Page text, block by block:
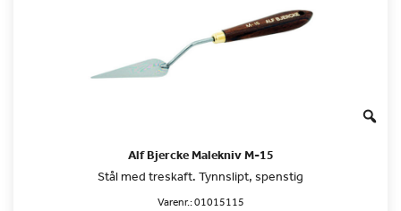
Alf Bjercke Malekniv M-15
Stål med treskaft. Tynnslipt, spenstig
Varenr.:01015115